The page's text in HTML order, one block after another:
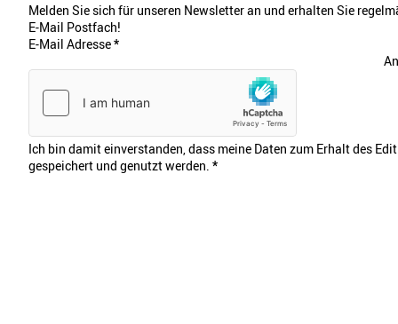
Melden Sie sich für unseren Newsletter an und erhalten Sie
E-Mail Postfach!
E-Mail Adresse*
Ich bin damit einverstanden, dass meine Daten zum Erhalt des
gespeichert und genutzt werden. *